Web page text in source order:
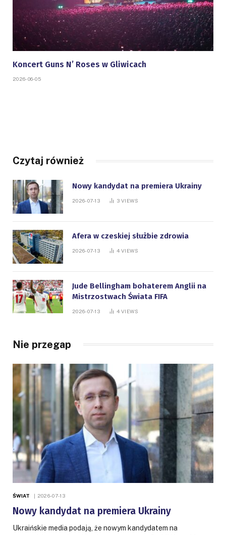
Koncert Guns N’ Roses w Gliwicach
2026-06-05
Czytaj również
Nowy kandydat na premiera Ukrainy
2026-07-13 3 VIEWS
Afera w czeskiej służbie zdrowia
2026-07-13 4 VIEWS
Jude Bellingham bohaterem Anglii na
Mistrzostwach Świata FIFA
2026-07-13 4 VIEWS
Nie przegap
ŚWIAT 2026-07-13
Nowy kandydat na premiera Ukrainy
Ukraińskie media podają, że nowym kandydatem na